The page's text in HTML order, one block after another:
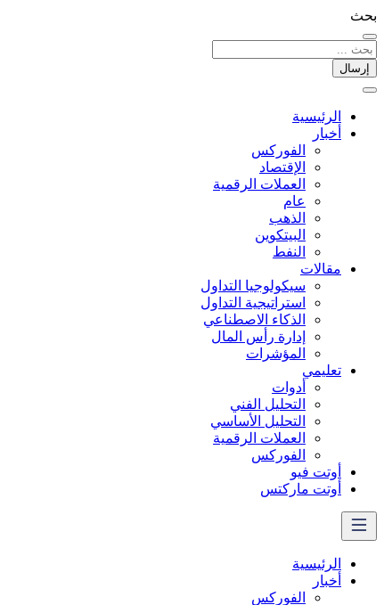
بحث
إرسال
الرئيسية
أخبار
الفوركس
الإقتصاد
العملات الرقمیة
عام
الذهب
البيتكوين
النفط
مقالات
سيكولوجيا التداول
استراتيجية التداول
الذكاء الاصطناعي
إدارة رأس المال
المؤشرات
تعليمي
أدوات
التحليل الفني
التحليل الأساسي
العملات الرقمية
الفوركس
أوتت فيو
أوتت ماركتس
الرئيسية
أخبار
الفوركس